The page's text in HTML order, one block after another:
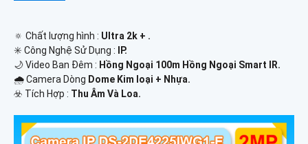
🔅 Chất lượng hình : Ultra 2k + .
✳️ Công Nghệ Sử Dụng :
IP.
🌙 Video Ban Đêm : Hồng Ngoại 100m Hồng Ngoại Smart IR.
🌧️ Camera Dòng Dome Kim loại + Nhựa.
️☣️ Tích Hợp : Thu Âm Và Loa.